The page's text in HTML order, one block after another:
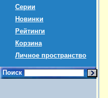
Серии
Новинки
Рейтинги
Корзина
Личное пространство
Поиск